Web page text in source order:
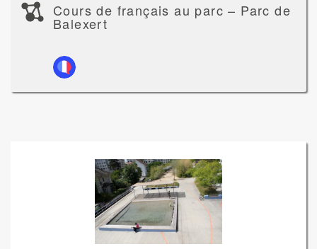
Cours de français au parc – Parc de
Balexert